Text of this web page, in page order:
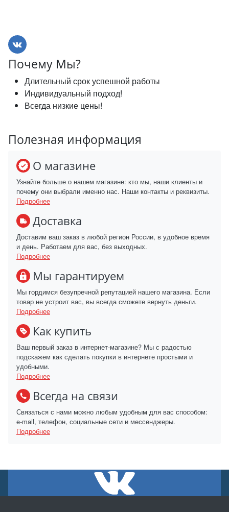
Почему Мы?
Длительный срок успешной работы
Индивидуальный подход!
Всегда низкие цены!
Полезная информация
О магазине
Узнайте больше о нашем магазине: кто мы, наши клиенты и
почему они выбрали именно нас. Наши контакты и реквизиты.
Подробнее
Доставка
Доставим ваш заказ в любой регион России, в удобное время
и день. Работаем для вас, без выходных.
Подробнее
Мы гарантируем
Мы гордимся безупречной репутацией нашего магазина. Если
товар не устроит вас, вы всегда сможете вернуть деньги.
Подробнее
Как купить
Ваш первый заказ в интернет-магазине? Мы с радостью
подскажем как сделать покупки в интернете простыми и
удобными.
Подробнее
Всегда на связи
Связаться с нами можно любым удобным для вас способом:
e-mail, телефон, социальные сети и мессенджеры.
Подробнее